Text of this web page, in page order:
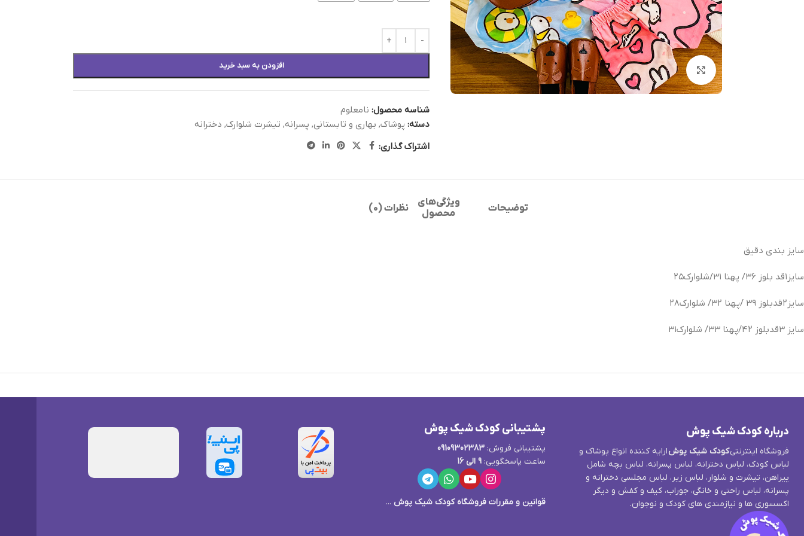
بزرگنمایی تصویر افزودن به سبد خرید
شناسه محصول: نامعلوم
دسته: پوشاک, بهاری و تابستانی, پسرانه, تیشرت شلوارک, دخترانه
اشتراک گذاری:
توضیحات
ویژگی‌های
محصول
نظرات (0)
سایز بندی دقیق
سایز۱قد بلوز ۳۶/ پهنا ۳۱/شلوارک۲۵
سایز۲قدبلوز ۳۹ /پهنا ۳۲/ شلوارک۲۸
سایز ۳قدبلوز ۴۲/پهنا ۳۳/ شلوارک۳۱
درباره کودک شیک پوش
فروشگاه اینترنتیکودک شیک پوشارایه کننده انواع پوشاک و
لباس کودک، لباس دخترانه، لباس پسرانه، لباس بچه شامل
پیراهن، تیشرت و شلوار، لباس زیر، لباس مجلسی دخترانه و
پسرانه، لباس راحتی و خانگی، جوراب، کیف و کفش و دیگر
اکسسوری ها و نیازمندی های کودک و نوجوان.
پشتیبانی کودک شیک پوش
پشتیبانی فروش:09109302383
ساعت پاسخگویی:9 الی 16
قوانین و مقررات فروشگاه کودک شیک پوش ...